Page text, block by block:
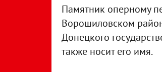
Памятник оперному
Ворошиловском
Донецкого
также носит его имя.